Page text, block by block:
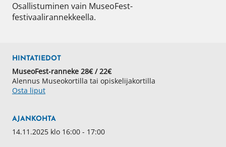
Osallistuminen vain MuseoFest-
festivaalirannekkeella.
HINTATIEDOT
MuseoFest-ranneke 28€ / 22€
Alennus Museokortilla tai opiskelijakortilla
Osta liput
AJANKOHTA
14.11.2025 klo 16:00 - 17:00